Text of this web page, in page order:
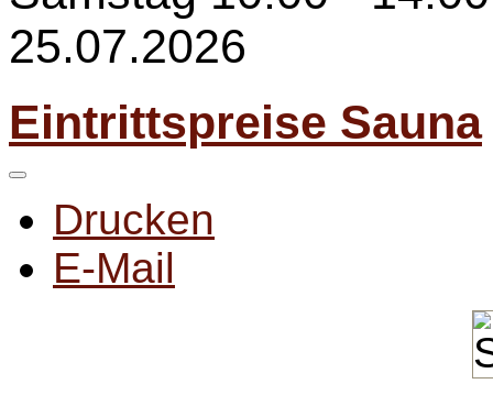
25.07.2026
Eintrittspreise Sauna
Drucken
E-Mail